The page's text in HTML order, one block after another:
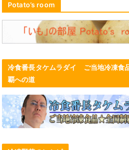
Potato’s room
冷食番長タケムラダイ ご当地冷凍食
覇への道